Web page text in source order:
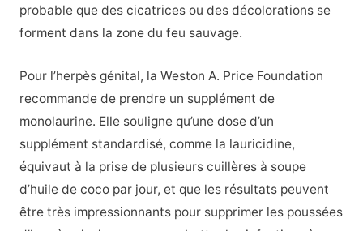
probable que des cicatrices ou des décolorations se
forment dans la zone du feu sauvage.
Pour l’herpès génital, la Weston A. Price Foundation
recommande de prendre un supplément de
monolaurine. Elle souligne qu’une dose d’un
supplément standardisé, comme la lauricidine,
équivaut à la prise de plusieurs cuillères à soupe
d’huile de coco par jour, et que les résultats peuvent
être très impressionnants pour supprimer les poussées